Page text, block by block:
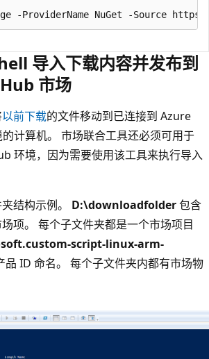
导入下载内容并发布到
市场
以前下载的文件移动到已连接到 Azure
计算机。 市场联合工具还必须可用于
环境，因为需要使用该工具来执行导入
结构示例。 D:\downloadfolder包含
项。 每个子文件夹都是一个市场项目
script-linux-arm-
品 ID 命名。 每个子文件夹内都有市场物